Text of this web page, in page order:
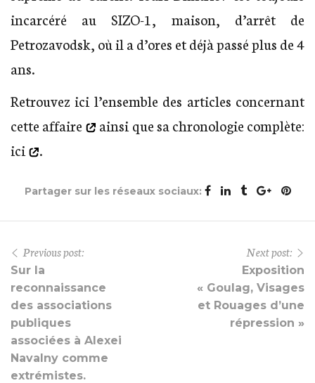
incarcéré au SIZO-1, maison, d’arrêt de
Petrozavodsk, où il a d’ores et déjà passé plus de 4
ans.
Retrouvez ici l’ensemble des articles concernant
cette affaire
ainsi que sa chronologie complète:
ici
.
Partager sur les réseaux sociaux:
Previous post:
Sur la
reconnaissance
des associations
publiques
associées à Alexei
Navalny comme
extrémistes.
Next post:
Exposition
« Goulag, Visages
et Rouages d’une
répression »